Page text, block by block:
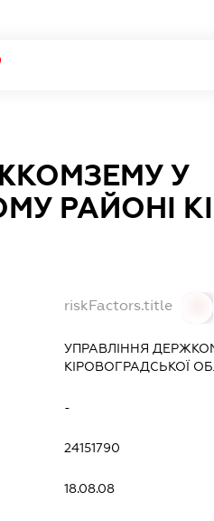
У
РАЙОНІ
riskFactors.title
УПРАВЛІННЯ
КІРОВОГРАДСЬКОЇ
-
24151790
18.08.08